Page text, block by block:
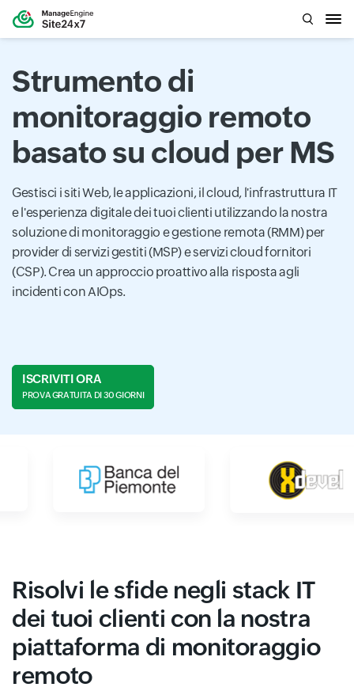
Strumento di
monitoraggio remoto
basato su cloud per MS
Gestisci i siti Web, le applicazioni, il cloud, l'infrastruttura IT
e l'esperienza digitale dei tuoi clienti utilizzando la nostra
soluzione di monitoraggio e gestione remota (RMM) per
provider di servizi gestiti (MSP) e servizi cloud fornitori
(CSP). Crea un approccio proattivo alla risposta agli
incidenti con AIOps.
ISCRIVITI ORA
PROVA GRATUITA DI 30 GIORNI
Risolvi le sfide negli stack IT
dei tuoi clienti con la nostra
piattaforma di monitoraggio
remoto